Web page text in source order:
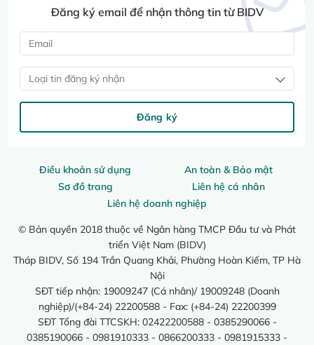
Điều khoản sử dụng
An toàn & Bảo mật
Sơ đồ trang
Liên hệ cá nhân
Liên hệ doanh nghiệp
© Bản quyền 2018 thuộc về Ngân hàng TMCP Đầu tư và Phát
triển Việt Nam (BIDV)
Tháp BIDV, Số 194 Trần Quang Khải, Phường Hoàn Kiếm, TP Hà
Nội
SĐT tiếp nhận: 19009247 (Cá nhân)/ 19009248 (Doanh
nghiệp)/(+84-24) 22200588 - Fax: (+84-24) 22200399
SĐT Tổng đài TTCSKH: 02422200588 - 0385290066 -
0385190066 - 0981910333 - 0866200333 - 0981915333 -
Đăng ký email để nhận thông tin từ BIDV
Loại tin đăng ký nhận
Đăng ký